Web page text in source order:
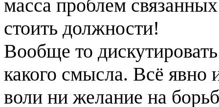
масса проблем
стоить должности!
Вообще то
какого смысла. Всё явно
воли ни желание на